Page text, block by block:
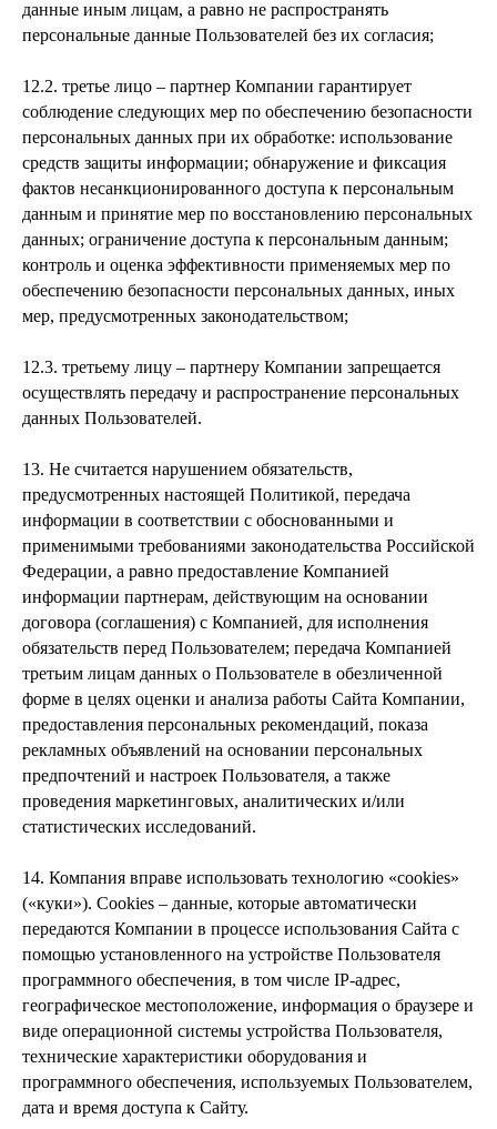
данные иным лицам, а равно не распространять
персональные данные Пользователей без их согласия;
12.2. третье лицо – партнер Компании гарантирует
соблюдение следующих мер по обеспечению безопасности
персональных данных при их обработке: использование
средств защиты информации; обнаружение и фиксация
фактов несанкционированного доступа к персональным
данным и принятие мер по восстановлению персональных
данных; ограничение доступа к персональным данным;
контроль и оценка эффективности применяемых мер по
обеспечению безопасности персональных данных, иных
мер, предусмотренных законодательством;
12.3. третьему лицу – партнеру Компании запрещается
осуществлять передачу и распространение персональных
данных Пользователей.
13. Не считается нарушением обязательств,
предусмотренных настоящей Политикой, передача
информации в соответствии с обоснованными и
применимыми требованиями законодательства Российской
Федерации, а равно предоставление Компанией
информации партнерам, действующим на основании
договора (соглашения) с Компанией, для исполнения
обязательств перед Пользователем; передача Компанией
третьим лицам данных о Пользователе в обезличенной
форме в целях оценки и анализа работы Сайта Компании,
предоставления персональных рекомендаций, показа
рекламных объявлений на основании персональных
предпочтений и настроек Пользователя, а также
проведения маркетинговых, аналитических и/или
статистических исследований.
14. Компания вправе использовать технологию «cookies»
(«куки»). Cookies – данные, которые автоматически
передаются Компании в процессе использования Сайта с
помощью установленного на устройстве Пользователя
программного обеспечения, в том числе IP-адрес,
географическое местоположение, информация о браузере и
виде операционной системы устройства Пользователя,
технические характеристики оборудования и
программного обеспечения, используемых Пользователем,
дата и время доступа к Сайту.